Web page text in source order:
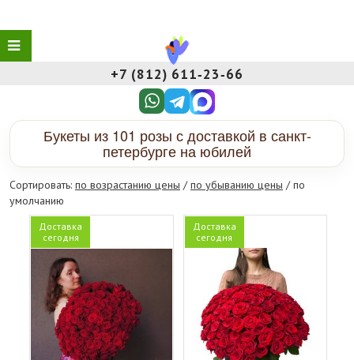
+7 (812) 611‑23‑66
Букеты из 101 розы с доставкой в санкт-
петербурге на юбилей
Сортировать: по возрастанию цены /по убыванию цены / по
умолчанию
Доставка
сегодня
Доставка
сегодня